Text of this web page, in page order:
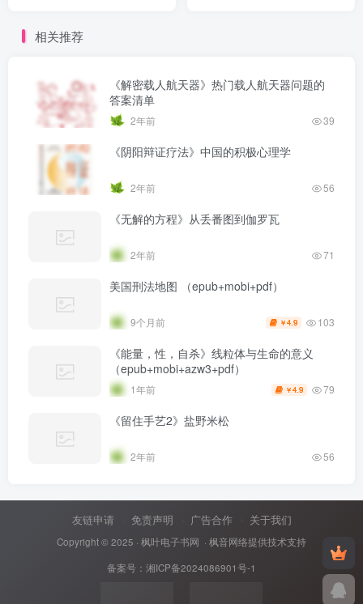
相关推荐
《解密载人航天器》热门载人航天器问题的
答案清单
2年前 39
《阴阳辩证疗法》中国的积极心理学
2年前 56
《无解的方程》从丢番图到伽罗瓦
2年前 71
美国刑法地图 （epub+mobi+pdf）
9个月前 ￥4.9 103
《能量，性，自杀》线粒体与生命的意义
（epub+mobi+azw3+pdf）
1年前 ￥4.9 79
《留住手艺2》盐野米松
2年前 56
友链申请 免责声明 广告合作 关于我们
Copyright © 2025 · 枫叶电子书网 · 枫音网络提供技术支持
备案号： 湘ICP备2024086901号-1